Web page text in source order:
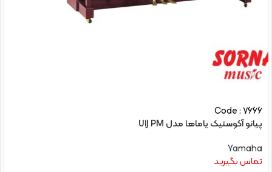
Code : 7666
پیانو آکوستیک یاماها مدل U1J PM
Yamaha
تماس بگیرید